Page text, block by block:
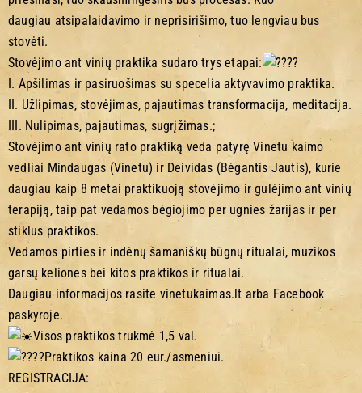
daugiau atsipalaidavimo ir neprisirišimo, tuo lengviau bus
stovėti.
Stovėjimo ant vinių praktika sudaro trys etapai:
I. Apšilimas ir pasiruošimas su specelia aktyvavimo praktika.
II. Užlipimas, stovėjimas, pajautimas transformacija, meditacija.
III. Nulipimas, pajautimas, sugrįžimas.;
Stovėjimo ant vinių rato praktiką veda patyrę Vinetu kaimo
vedliai Mindaugas (Vinetu) ir Deividas (Bėgantis Jautis), kurie
daugiau kaip 8 metai praktikuoją stovėjimo ir gulėjimo ant vinių
terapiją, taip pat vedamos bėgiojimo per ugnies žarijas ir per
stiklus praktikos.
Vedamos pirties ir indėnų šamaniškų būgnų ritualai, muzikos
garsų keliones bei kitos praktikos ir ritualai.
Daugiau informacijos rasite vinetukaimas.lt arba Facebook
paskyroje.
Visos praktikos trukmė 1,5 val.
Praktikos kaina 20 eur./asmeniui.
REGISTRACIJA: